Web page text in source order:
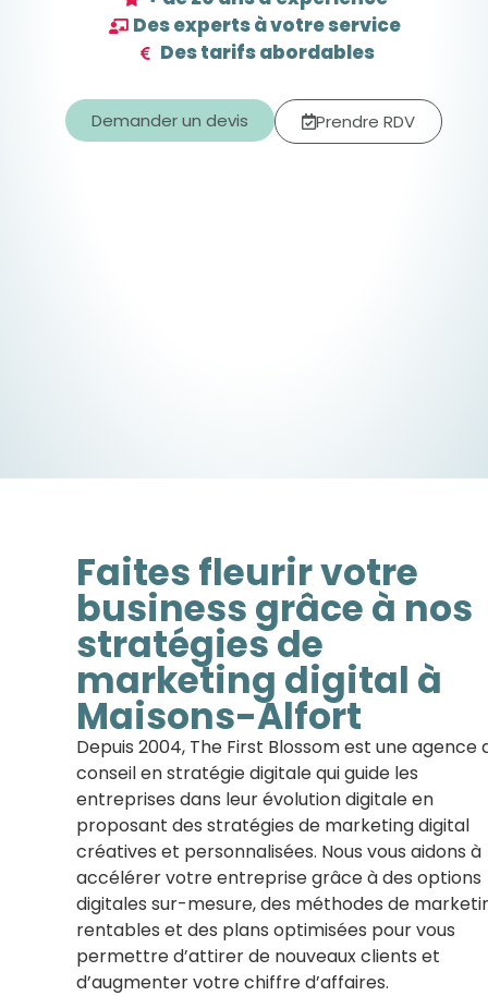
Des experts à votre service
Des tarifs abordables
Demander un devis Prendre RDV
Faites fleurir votre
business grâce à nos
stratégies de
marketing digital à
Maisons-Alfort
Depuis 2004, The First Blossom est une agence
conseil en stratégie digitale qui guide les
entreprises dans leur évolution digitale en
proposant des stratégies de marketing digital
créatives et personnalisées. Nous vous aidons à
accélérer votre entreprise grâce à des options
digitales sur-mesure, des méthodes de
rentables et des plans optimisées pour vous
permettre d’attirer de nouveaux clients et
d’augmenter votre chiffre d’affaires.